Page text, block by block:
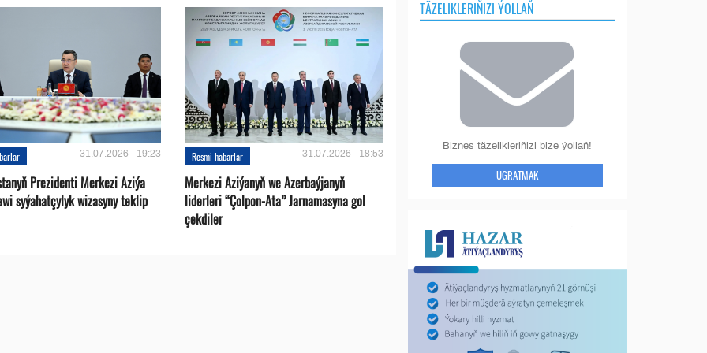
31.07.2026 - 19:23
Prezidenti Merkezi Aziýa
syýahatçylyk wizasyny teklip
Resmi habarlar 31.07.2026 - 18:53
Merkezi Aziýanyň we Azerbaýjanyň
liderleri “Çolpon-Ata” Jarnamasyna gol
çekdiler
TÄZELIKLERIŇIZI ÝOLLAŇ
Biznes täzelikleriňizi bize ýollaň!
UGRATMAK